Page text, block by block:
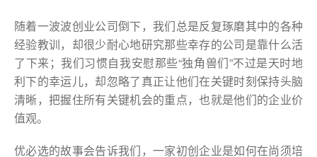
随着一波波创业公司倒下，我们总是反复琢磨其中的各种
经验教训，却很少耐心地研究那些幸存的公司是靠什么活
了下来；我们习惯自我安慰那些“独角兽们”不过是天时地
利下的幸运儿，却忽略了真正让他们在关键时刻保持头脑
清晰，把握住所有关键机会的重点，也就是他们的企业价
值观。
优必选的故事会告诉我们，一家初创企业是如何在尚须培